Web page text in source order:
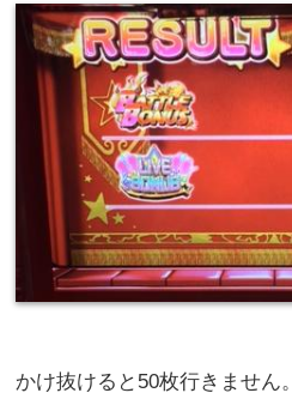
かけ抜けると50枚行きません。